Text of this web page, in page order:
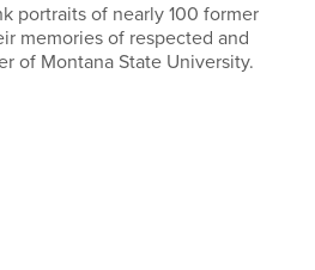
portraits of nearly 100 former
memories of respected and
of Montana State University.